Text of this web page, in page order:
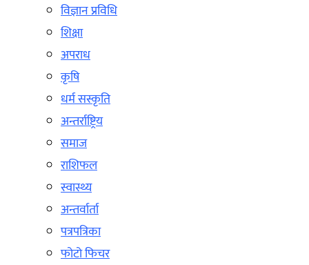
विज्ञान प्रविधि
शिक्षा
अपराध
कृषि
धर्म सस्कृति
अन्तर्राष्ट्रिय
समाज
राशिफल
स्वास्थ्य
अन्तर्वार्ता
पत्रपत्रिका
फोटो फिचर